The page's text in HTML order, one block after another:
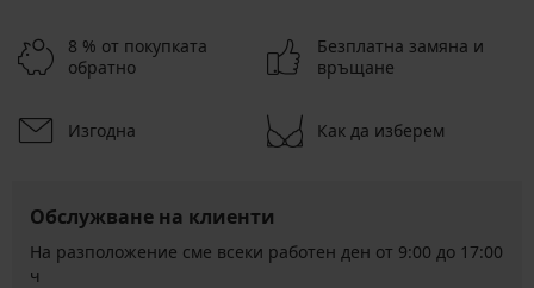
8 % от покупката
обратно
Безплатна замяна и
връщане
Изгодна Как да изберем
Обслужване на клиенти
На разположение сме всеки работен ден от 9:00 до 17:00
ч